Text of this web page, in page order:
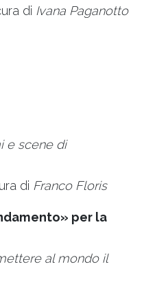
di Ivana Paganotto
e scene di
di Franco Floris
per la
al mondo il